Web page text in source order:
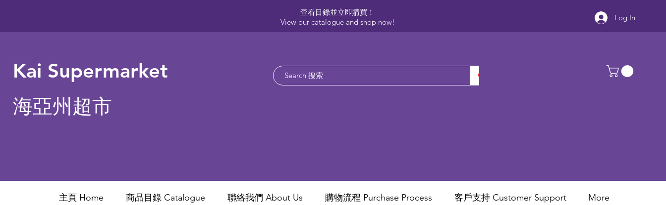
查看目錄並立即購買！​
View our catalogue and shop now!
Log In
Kai Supermarket
海亞州超市
主頁 Home 商品目錄 ​Catalogue 聯絡我們 About Us ​購物流程 Purchase Process 客戶支持 Customer Support More